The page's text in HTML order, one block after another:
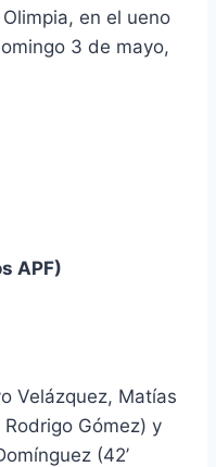
en el ueno
3 de mayo,
APF)
Velázquez, Matías
Rodrigo Gómez) y
(42’